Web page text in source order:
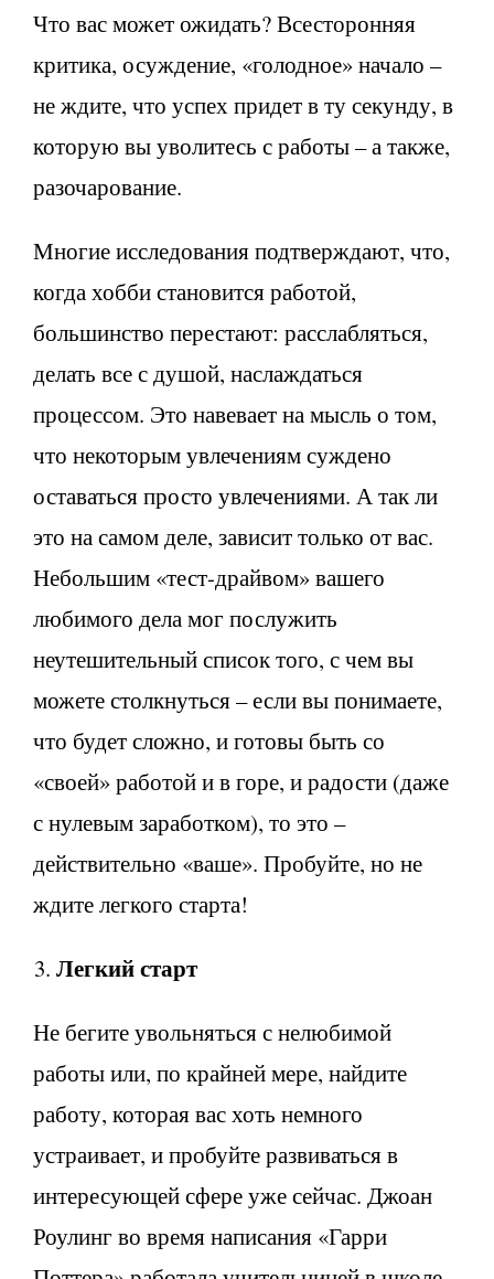
Что вас может ожидать? Всесторонняя
критика, осуждение, «голодное» начало –
не ждите, что успех придет в ту секунду, в
которую вы уволитесь с работы – а также,
разочарование.
Многие исследования подтверждают, что,
когда хобби становится работой,
большинство перестают: расслабляться,
делать все с душой, наслаждаться
процессом. Это навевает на мысль о том,
что некоторым увлечениям суждено
оставаться просто увлечениями. А так ли
это на самом деле, зависит только от вас.
Небольшим «тест-драйвом» вашего
любимого дела мог послужить
неутешительный список того, с чем вы
можете столкнуться – если вы понимаете,
что будет сложно, и готовы быть со
«своей» работой и в горе, и радости (даже
с нулевым заработком), то это –
действительно «ваше». Пробуйте, но не
ждите легкого старта!
Легкий старт
Не бегите увольняться с нелюбимой
работы или, по крайней мере, найдите
работу, которая вас хоть немного
устраивает, и пробуйте развиваться в
интересующей сфере уже сейчас. Джоан
Роулинг во время написания «Гарри